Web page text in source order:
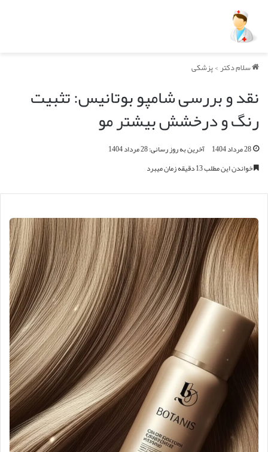
سلام دکتر>پزشکی
نقد و بررسی شامپو بوتانیس: تثبیت
رنگ و درخشش بیشتر مو
28 مرداد 1404
آخرین به روز رسانی: 28 مرداد 1404
خواندن این مطلب 13 دقیقه زمان میبرد